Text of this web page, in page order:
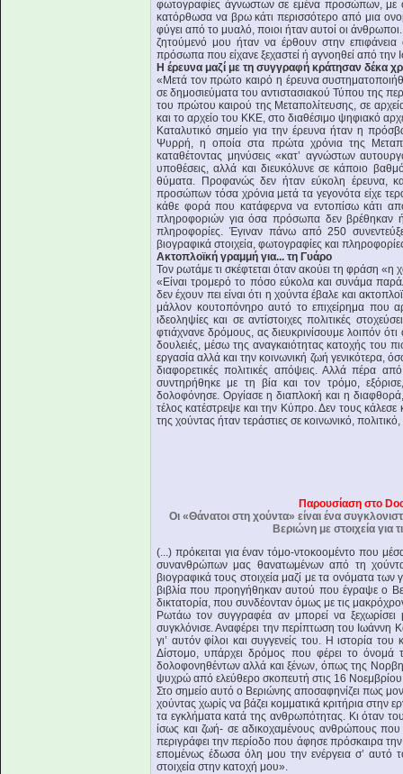
φωτογραφίες άγνωστων σε εμένα προσώπων, με
κατόρθωσα να βρω κάτι περισσότερο από μια
φύγει από το μυαλό, ποιοι ήταν αυτοί οι
ζητούμενό μου ήταν να έρθουν στην επιφάνεια
πρόσωπα που είχανε ξεχαστεί ή αγνοηθεί από
Η έρευνα μαζί με τη συγγραφή κράτησαν δέκα
«Μετά τον πρώτο καιρό η έρευνα
σε δημοσιεύματα του αντιστασιακού Τύπου της
του πρώτου καιρού της Μεταπολίτευσης, σε
και το αρχείο του ΚΚΕ, στο διαθέσιμο ψηφιακό
Καταλυτικό σημείο για την έρευνα ήταν η
Ψυρρή, η οποία στα πρώτα χρόνια της
καταθέτοντας μηνύσεις «κατ’ αγνώστων
υποθέσεις, αλλά και διευκόλυνε σε κάποιο
θύματα. Προφανώς δεν ήταν εύκολη έρευνα,
προσώπων τόσα χρόνια μετά τα γεγονότα είχε
κάθε φορά που κατάφερνα να εντοπίσω κάτι
πληροφοριών για όσα πρόσωπα δεν βρέθηκαν ή
πληροφορίες. Έγιναν πάνω από 250
βιογραφικά στοιχεία, φωτογραφίες και
Ακτοπλοϊκή γραμμή για... τη Γυάρο
Τον ρωτάμε τι σκέφτεται όταν ακούει τη φράση «η
«Είναι τρομερό το πόσο εύκολα και συνάμα
δεν έχουν πει είναι ότι η χούντα έβαλε και
μάλλον κουτοπόνηρο αυτό το επιχείρημα που
ιδεοληψίες και σε αντίστοιχες πολιτικές
φτιάχνανε δρόμους, ας διευκρινίσουμε λοιπόν
δουλειές, μέσω της αναγκαιότητας κατοχής του
εργασία αλλά και την κοινωνική ζωή γενικότερα,
διαφορετικές πολιτικές απόψεις. Αλλά πέρα
συντηρήθηκε με τη βία και τον τρόμο,
δολοφόνησε. Οργίασε η διαπλοκή και η διαφθορά,
τέλος κατέστρεψε και την Κύπρο. Δεν τους
της χούντας ήταν τεράστιες σε κοινωνικό,
Παρουσίαση στο
Οι «Θάνατοι στη χούντα» είναι ένα
Βεριώνη με στοιχεία για
(...) πρόκειται για έναν τόμο-ντοκοομέντο που
συνανθρώπων μας θανατωμένων από τη
βιογραφικά τους στοιχεία μαζί με τα ονόματα
βιβλία που προηγήθηκαν αυτού που έγραψε ο
δικτατορία, που συνδέονταν όμως με τις
Ρωτάω τον συγγραφέα αν μπορεί να
συγκλόνισε. Αναφέρει την περίπτωση του Ιωάννη
γι’ αυτόν φίλοι και συγγενείς του. Η ιστορία
Δίστομο, υπάρχει δρόμος που φέρει το όνομά
δολοφονηθέντων αλλά και ξένων, όπως της
ψυχρώ από ελεύθερο σκοπευτή στις 16
Στο σημείο αυτό ο Βεριώνης αποσαφηνίζει πως
χούντας χωρίς να βάζει κομματικά κριτήρια στην
τα εγκλήματα κατά της ανθρωπότητας. Κι όταν
ίσως και ζωή- σε αδικοχαμένους ανθρώπους που
περιγράφει την περίοδο που άφησε πρόσκαιρα
επομένως έδωσα όλη μου την ενέργεια σ’ αυτό
στοιχεία στην κατοχή μου».